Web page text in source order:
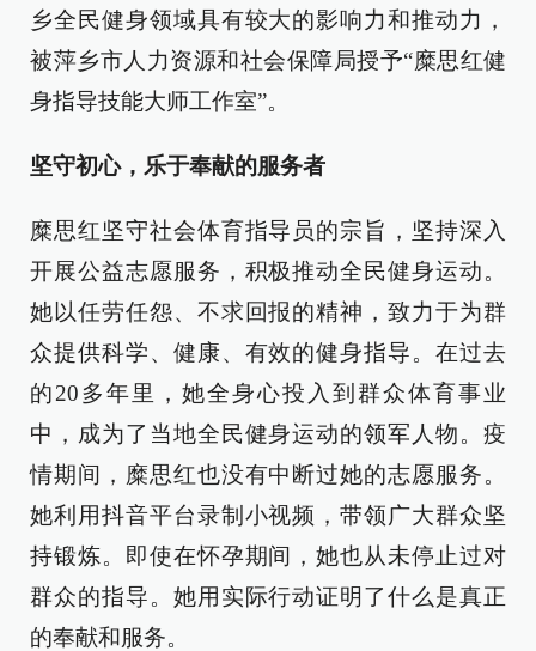
乡全民健身领域具有较大的影响力和推动力，
被萍乡市人力资源和社会保障局授予“糜思红健
身指导技能大师工作室”。
坚守初心，乐于奉献的服务者
糜思红坚守社会体育指导员的宗旨，坚持深入
开展公益志愿服务，积极推动全民健身运动。
她以任劳任怨、不求回报的精神，致力于为群
众提供科学、健康、有效的健身指导。在过去
的20多年里，她全身心投入到群众体育事业
中，成为了当地全民健身运动的领军人物。疫
情期间，糜思红也没有中断过她的志愿服务。
她利用抖音平台录制小视频，带领广大群众坚
持锻炼。即使在怀孕期间，她也从未停止过对
群众的指导。她用实际行动证明了什么是真正
的奉献和服务。